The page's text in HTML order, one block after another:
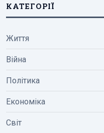
КАТЕГОРІЇ
Життя
Війна
Політика
Економіка
Світ